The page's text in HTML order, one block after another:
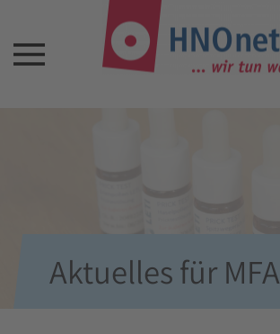
Aktuelles für MFA